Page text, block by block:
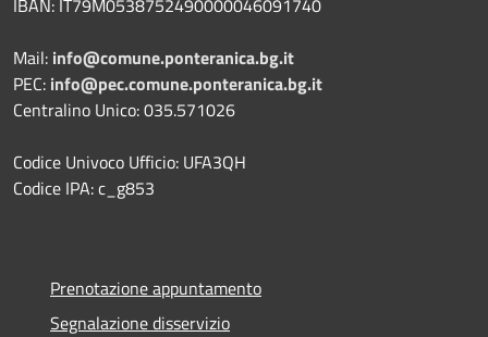
IBAN: IT79M0538752490000046091740
Mail: info@comune.ponteranica.bg.it
PEC: info@pec.comune.ponteranica.bg.it
Centralino Unico: 035.571026
Codice Univoco Ufficio: UFA3QH
Codice IPA: c_g853
Prenotazione appuntamento
Segnalazione disservizio